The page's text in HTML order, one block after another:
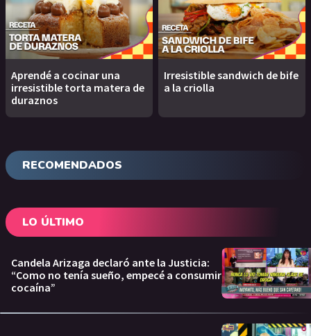
Aprendé a cocinar una
irresistible torta matera de
duraznos
Irresistible sandwich de bife
a la criolla
RECOMENDADOS
LO ÚLTIMO
Candela Arizaga declaró ante la Justicia:
“Como no tenía sueño, empecé a consumir
cocaína”